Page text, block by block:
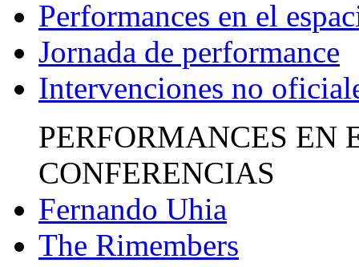
Performances en el
Jornada de performance
Intervenciones no
PERFORMANCES EN
CONFERENCIAS
Fernando Uhia
The Rimembers